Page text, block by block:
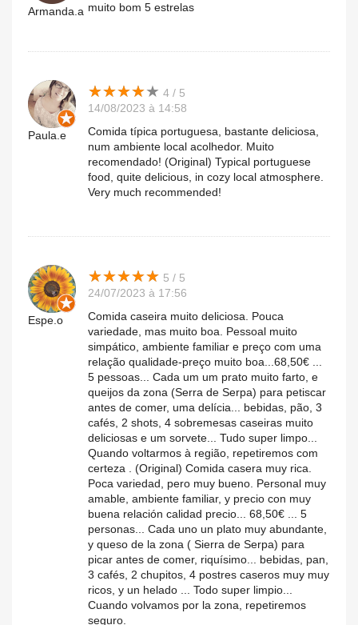
Armanda.a muito bom 5 estrelas
Paula.e
★★★★★
★★★★★ 4 / 5
14/08/2023 à 14:58
Comida típica portuguesa, bastante deliciosa,
num ambiente local acolhedor. Muito
recomendado! (Original) Typical portuguese
food, quite delicious, in cozy local atmosphere.
Very much recommended!
Espe.o
★★★★★
★★★★★ 5 / 5
24/07/2023 à 17:56
Comida caseira muito deliciosa. Pouca
variedade, mas muito boa. Pessoal muito
simpático, ambiente familiar e preço com uma
relação qualidade-preço muito boa...68,50€ ...
5 pessoas... Cada um um prato muito farto, e
queijos da zona (Serra de Serpa) para petiscar
antes de comer, uma delícia... bebidas, pão, 3
cafés, 2 shots, 4 sobremesas caseiras muito
deliciosas e um sorvete... Tudo super limpo...
Quando voltarmos à região, repetiremos com
certeza . (Original) Comida casera muy rica.
Poca variedad, pero muy bueno. Personal muy
amable, ambiente familiar, y precio con muy
buena relación calidad precio... 68,50€ ... 5
personas... Cada uno un plato muy abundante,
y queso de la zona ( Sierra de Serpa) para
picar antes de comer, riquísimo... bebidas, pan,
3 cafés, 2 chupitos, 4 postres caseros muy muy
ricos, y un helado ... Todo super limpio...
Cuando volvamos por la zona, repetiremos
seguro.